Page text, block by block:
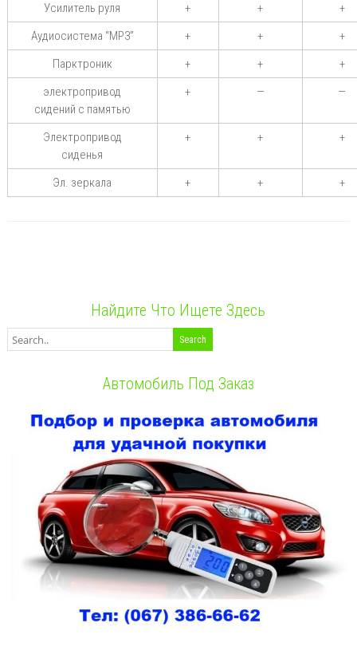
Усилитель руля
+ +
+
Аудиосистема “MP3”
+ +
+
Парктроник
+ +
+
электропривод
сидений с памятью
+ — —
Электропривод
сиденья
+ + +
Эл. зеркала + + +
Найдите Что Ищете Здесь
Автомобиль Под Заказ